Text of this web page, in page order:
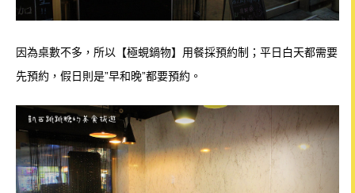
因為桌數不多，所以【極蜆鍋物】用餐採預約制；平日白天都需要
先預約，假日則是”早和晚”都要預約。